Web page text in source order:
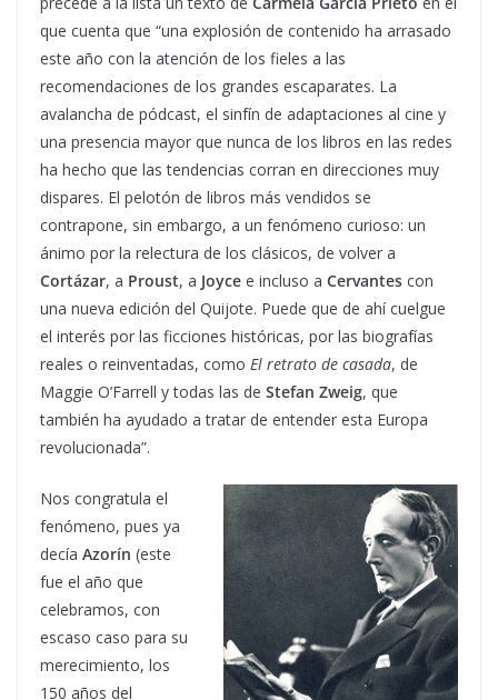
que cuenta que “una explosión de contenido ha arrasado
este año con la atención de los fieles a las
recomendaciones de los grandes escaparates. La
avalancha de pódcast, el sinfín de adaptaciones al cine y
una presencia mayor que nunca de los libros en las redes
ha hecho que las tendencias corran en direcciones muy
dispares. El pelotón de libros más vendidos se
contrapone, sin embargo, a un fenómeno curioso: un
ánimo por la relectura de los clásicos, de volver a
Cortázar, a Proust, a Joyce e incluso a Cervantes con
una nueva edición del Quijote. Puede que de ahí cuelgue
el interés por las ficciones históricas, por las biografías
reales o reinventadas, como El retrato de casada, de
Maggie O’Farrell y todas las de Stefan Zweig, que
también ha ayudado a tratar de entender esta Europa
revolucionada”.
Nos congratula el
fenómeno, pues ya
decía Azorín (este
fue el año que
celebramos, con
escaso caso para su
merecimiento, los
150 años del